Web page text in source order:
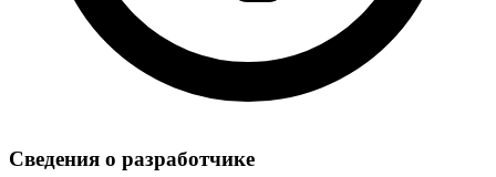
Сведения о разработчике